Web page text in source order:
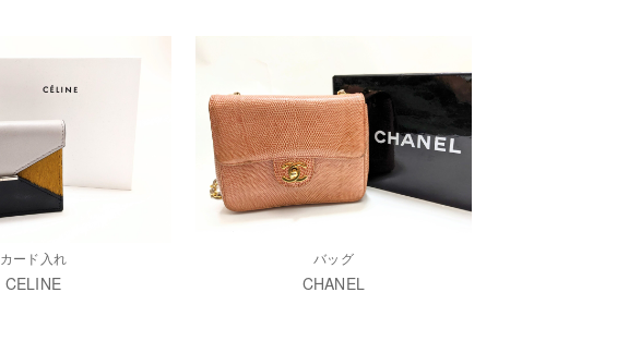
カード入れ
CELINE
バッグ
CHANEL